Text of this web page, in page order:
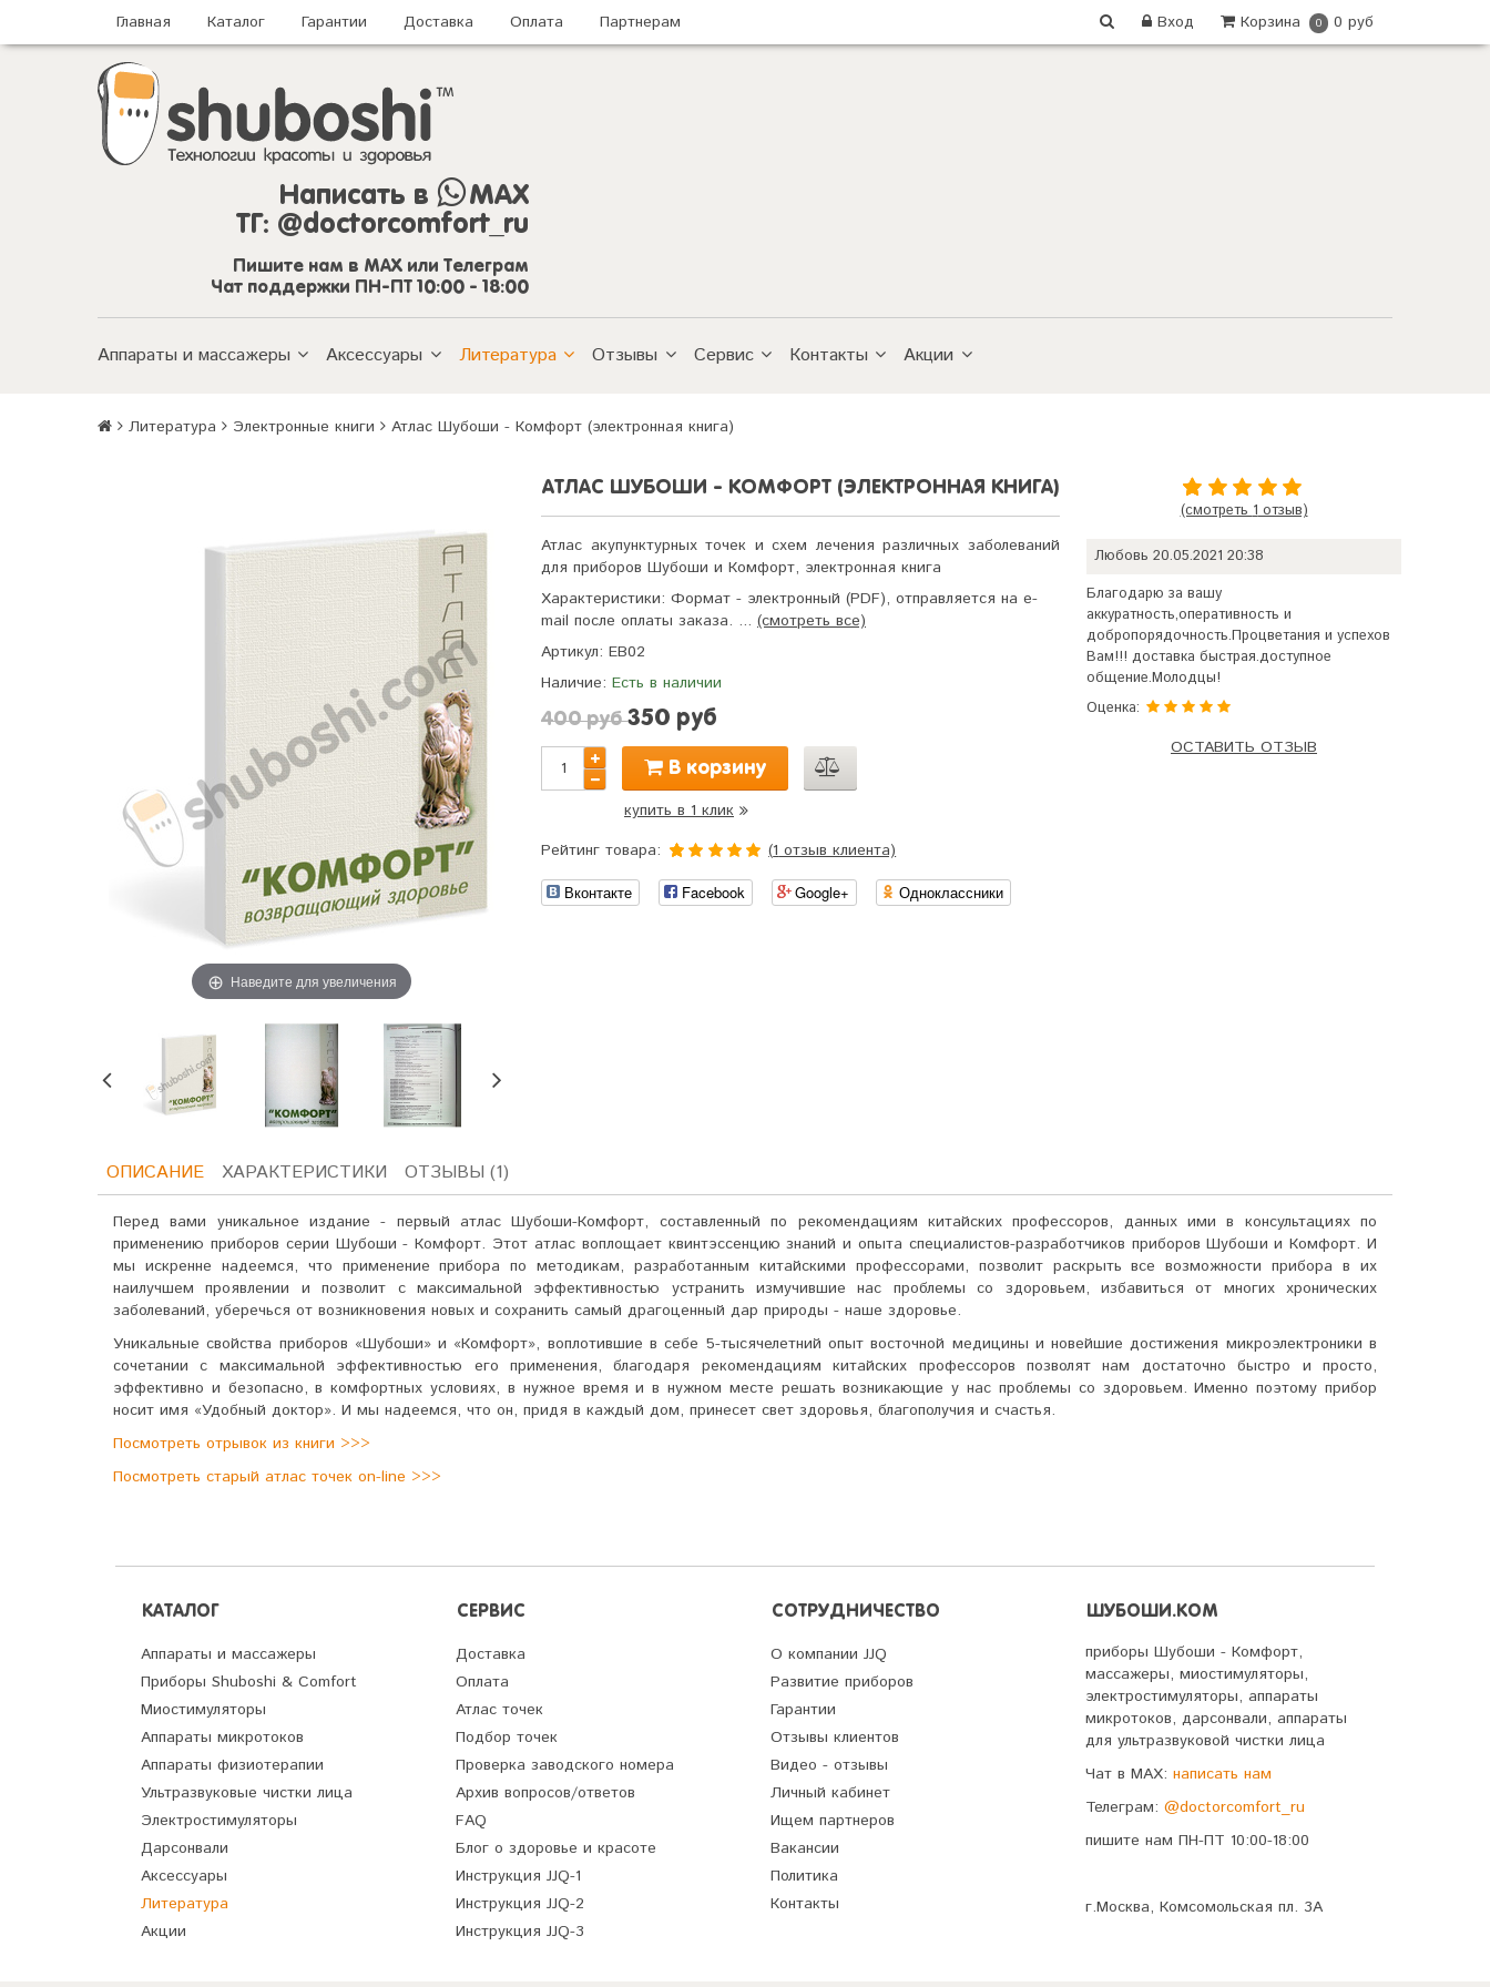
Главная Каталог Гарантии Доставка Оплата Партнерам Корзина 0 0 руб
Вход
Написать в
MAX
ТГ: @doctorcomfort_ru
Пишите нам в MAX или Телеграм
Чат поддержки ПН-ПТ 10:00 - 18:00
Аппараты и массажеры Аксессуары Литература Отзывы Сервис Контакты Акции
Литература Электронные книги Атлас Шубоши - Комфорт (электронная книга)
Наведите для увеличения
АТЛАС ШУБОШИ - КОМФОРТ (ЭЛЕКТРОННАЯ КНИГА)
Атлас акупунктурных точек и схем лечения различных заболеваний
для приборов Шубоши и Комфорт, электронная книга
Характеристики: Формат - электронный (PDF), отправляется на e-
mail после оплаты заказа. ... (смотреть все)
Артикул: EB02
Наличие: Есть в наличии
400 руб350 руб
В корзину
купить в 1 клик
Рейтинг товара:
основано
на
(1 отзыв клиента)
Вконтакте Facebook Google+ Одноклассники
5.0из
5
на
1
оценке
клиента
(смотреть 1 отзыв)
Любовь 20.05.2021 20:38
Благодарю за вашу
аккуратность,оперативность и
добропорядочность.Процветания и успехов
Вам!!! доставка быстрая.доступное
общение.Молодцы!
Оценка:
ОСТАВИТЬ ОТЗЫВ
ОПИСАНИЕ ХАРАКТЕРИСТИКИ ОТЗЫВЫ (1)
Перед вами уникальное издание - первый атлас Шубоши-Комфорт, составленный по рекомендациям китайских профессоров, данных ими в консультациях по
применению приборов серии Шубоши - Комфорт. Этот атлас воплощает квинтэссенцию знаний и опыта специалистов-разработчиков приборов Шубоши и Комфорт. И
мы искренне надеемся, что применение прибора по методикам, разработанным китайскими профессорами, позволит раскрыть все возможности прибора в их
наилучшем проявлении и позволит с максимальной эффективностью устранить измучившие нас проблемы со здоровьем, избавиться от многих хронических
заболеваний, уберечься от возникновения новых и сохранить самый драгоценный дар природы - наше здоровье.
Уникальные свойства приборов «Шубоши» и «Комфорт», воплотившие в себе 5-тысячелетний опыт восточной медицины и новейшие достижения микроэлектроники в
сочетании с максимальной эффективностью его применения, благодаря рекомендациям китайских профессоров позволят нам достаточно быстро и просто,
эффективно и безопасно, в комфортных условиях, в нужное время и в нужном месте решать возникающие у нас проблемы со здоровьем. Именно поэтому прибор
носит имя «Удобный доктор». И мы надеемся, что он, придя в каждый дом, принесет свет здоровья, благополучия и счастья.
Посмотреть отрывок из книги >>>
Посмотреть старый атлас точек on-line >>>
КАТАЛОГ
Аппараты и массажеры
Приборы Shuboshi & Comfort
Миостимуляторы
Аппараты микротоков
Аппараты физиотерапии
Ультразвуковые чистки лица
Электростимуляторы
Дарсонвали
Аксессуары
Литература
Акции
СЕРВИС
Доставка
Оплата
Атлас точек
Подбор точек
Проверка заводского номера
Архив вопросов/ответов
FAQ
Блог о здоровье и красоте
Инструкция JJQ-1
Инструкция JJQ-2
Инструкция JJQ-3
СОТРУДНИЧЕСТВО
О компании JJQ
Развитие приборов
Гарантии
Отзывы клиентов
Видео - отзывы
Личный кабинет
Ищем партнеров
Вакансии
Политика
Контакты
ШУБОШИ.КОМ
приборы Шубоши - Комфорт,
массажеры, миостимуляторы,
электростимуляторы, аппараты
микротоков, дарсонвали, аппараты
для ультразвуковой чистки лица
Чат в MAX: написать нам
Телеграм: @doctorcomfort_ru
пишите нам ПН-ПТ 10:00-18:00
г.Москва, Комсомольская пл. 3А